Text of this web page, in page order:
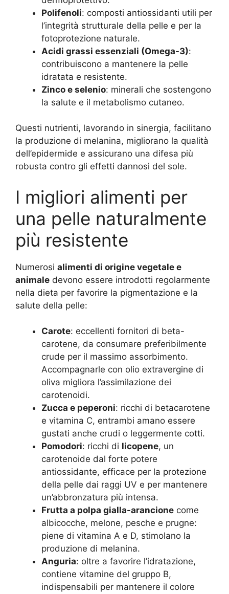
Polifenoli: composti antiossidanti utili per
l’integrità strutturale della pelle e per la
fotoprotezione naturale.
Acidi grassi essenziali (Omega-3):
contribuiscono a mantenere la pelle
idratata e resistente.
Zinco e selenio: minerali che sostengono
la salute e il metabolismo cutaneo.
Questi nutrienti, lavorando in sinergia, facilitano
la produzione di melanina, migliorano la qualità
dell’epidermide e assicurano una difesa più
robusta contro gli effetti dannosi del sole.
I migliori alimenti per
una pelle naturalmente
più resistente
Numerosi alimenti di origine vegetale e
animale devono essere introdotti regolarmente
nella dieta per favorire la pigmentazione e la
salute della pelle:
Carote: eccellenti fornitori di beta-
carotene, da consumare preferibilmente
crude per il massimo assorbimento.
Accompagnarle con olio extravergine di
oliva migliora l’assimilazione dei
carotenoidi.
Zucca e peperoni: ricchi di betacarotene
e vitamina C, entrambi amano essere
gustati anche crudi o leggermente cotti.
Pomodori: ricchi di licopene, un
carotenoide dal forte potere
antiossidante, efficace per la protezione
della pelle dai raggi UV e per mantenere
un’abbronzatura più intensa.
Frutta a polpa gialla-arancione come
albicocche, melone, pesche e prugne:
piene di vitamina A e D, stimolano la
produzione di melanina.
Anguria: oltre a favorire l’idratazione,
contiene vitamine del gruppo B,
indispensabili per mantenere il colore